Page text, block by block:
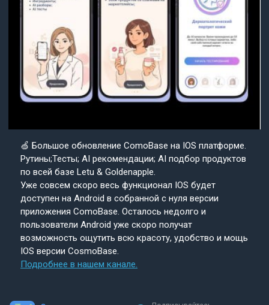
🍏 Большое обновление ComoBase на IOS платформе.
Рутины;Тесты; AI рекомендации; AI подбор продуктов
по всей базе Letu & Goldenapple.
Уже совсем скоро весь функционал IOS будет
доступен на Android в собранной с нуля версии
приложения ComoBase. Осталось недолго и
пользователи Android уже скоро получат
возможность ощутить всю красоту, удобство и мощь
IOS версии CosmoBase.
Подробнее в нашем канале.